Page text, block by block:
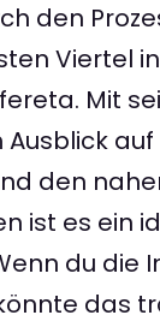
den
Viertel
Mit
den
ist es ein
du die
das